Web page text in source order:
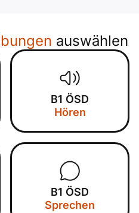
auswählen
B1 ÖSD
Hören
B1 ÖSD
Sprechen